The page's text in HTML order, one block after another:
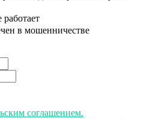
в мошенничестве
соглашением.